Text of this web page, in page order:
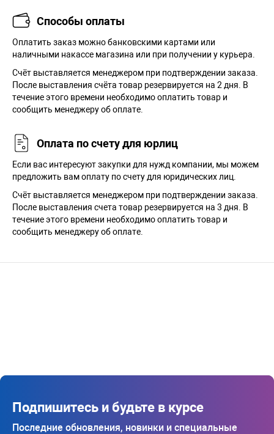
Способы оплаты
Оплатить заказ можно банковскими картами или
наличными накассе магазина или при получении у курьера.
Cчёт выставляется менеджером при подтверждении заказа.
После выставления счёта товар резервируется на 2 дня. В
течение этого времени необходимо оплатить товар и
сообщить менеджеру об оплате.
Оплата по счету для юрлиц
Если вас интересуют закупки для нужд компании, мы можем
предложить вам оплату по счету для юридических лиц.
Счёт выставляется менеджером при подтверждении заказа.
После выставления счета товар резервируется на 3 дня. В
течение этого времени необходимо оплатить товар и
сообщить менеджеру об оплате.
Подпишитесь и будьте в курсе
Последние обновления, новинки и специальные